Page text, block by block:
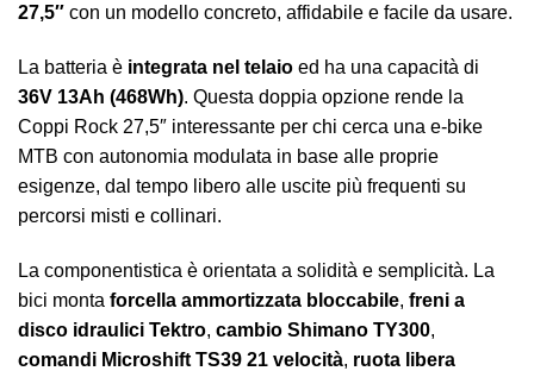
27,5″ con un modello concreto, affidabile e facile da usare.
La batteria è integrata nel telaio ed ha una capacità di
36V 13Ah (468Wh). Questa doppia opzione rende la
Coppi Rock 27,5″ interessante per chi cerca una e-bike
MTB con autonomia modulata in base alle proprie
esigenze, dal tempo libero alle uscite più frequenti su
percorsi misti e collinari.
La componentistica è orientata a solidità e semplicità. La
bici monta forcella ammortizzata bloccabile, freni a
disco idraulici Tektro, cambio Shimano TY300,
comandi Microshift TS39 21 velocità, ruota libera